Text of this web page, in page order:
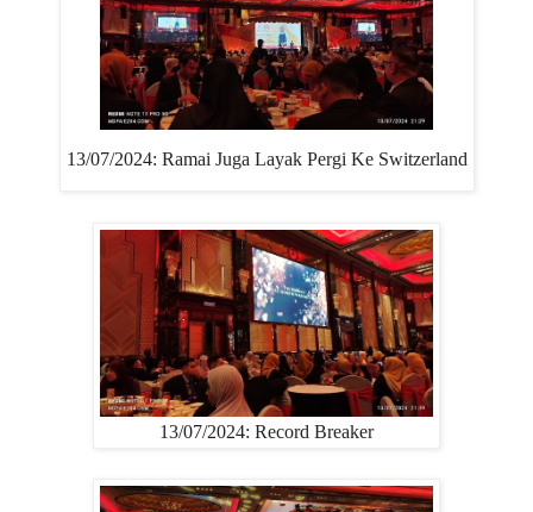
13/07/2024: Ramai Juga Layak Pergi Ke Switzerland
13/07/2024: Record Breaker